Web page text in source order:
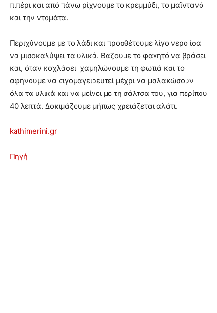
πιπέρι και από πάνω ρίχνουμε το κρεμμύδι, το μαϊντανό
και την ντομάτα.
Περιχύνουμε με το λάδι και προσθέτουμε λίγο νερό ίσα
να μισοκαλύψει τα υλικά. Βάζουμε το φαγητό να βράσει
και, όταν κοχλάσει, χαμηλώνουμε τη φωτιά και το
αφήνουμε να σιγομαγειρευτεί μέχρι να μαλακώσουν
όλα τα υλικά και να μείνει με τη σάλτσα του, για περίπου
40 λεπτά. Δοκιμάζουμε μήπως χρειάζεται αλάτι.
kathimerini.gr
Πηγή